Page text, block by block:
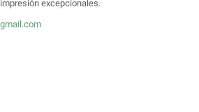
excepcionales.